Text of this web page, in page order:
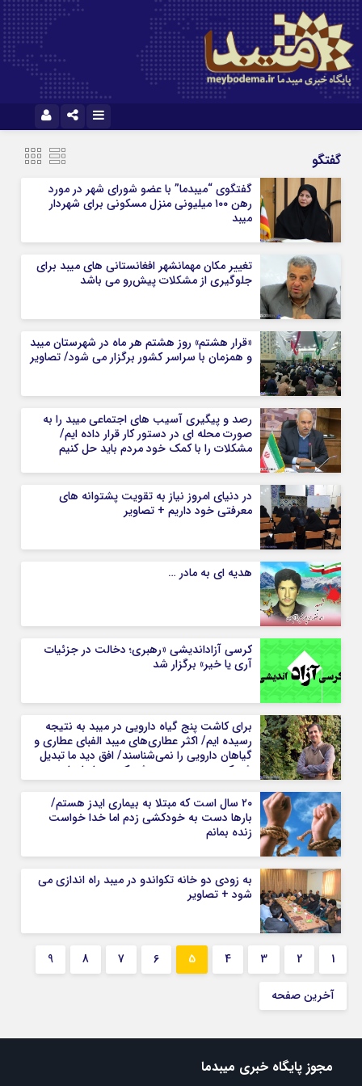
رمز عبور
مرا به خاطر بسپار
گفتگو
گفتگوی “میبدما” با عضو شورای شهر در مورد
رهن ۱۰۰ میلیونی منزل مسکونی برای شهردار
میبد
تغییر مکان مهمانشهر افغانستانی های میبد برای
جلوگیری از مشکلات پیش‌رو می باشد
«قرار هشتم» روز هشتم هر ماه در شهرستان میبد
و همزمان با سراسر کشور برگزار می شود/ تصاویر
رصد و پیگیری آسیب های اجتماعی میبد را به
صورت محله ای در دستور کار قرار داده ایم/
مشکلات را با کمک خود مردم باید حل کنیم
در دنیای امروز نیاز به تقویت پشتوانه های
معرفتی خود داریم + تصاویر
هدیه ای به مادر …
کرسی آزاداندیشی «رهبری؛ دخالت در جزئیات
آری یا خیر» برگزار شد
برای کاشت پنج گیاه دارویی در میبد به نتیجه
رسیده ایم/ اکثر عطاری‌های میبد الفبای عطاری و
گیاهان دارویی را نمی‌شناسند/ افق دید ما تبدیل
شهرک صنعتی میبد به شهرک سبز ایران است
۲۰ سال است که مبتلا به بیماری ایدز هستم/
بارها دست به خودکشی زدم اما خدا خواست
زنده بمانم
به زودی دو خانه تکواندو در میبد راه اندازی می
شود + تصاویر
1
2
3
4
5
6
7
8
9
آخرین صفحه
مجوز پایگاه خبری میبدما